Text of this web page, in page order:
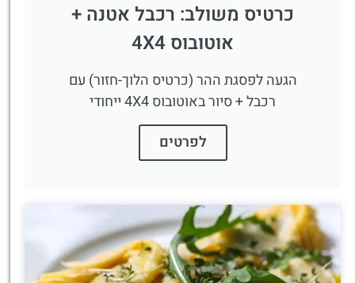
כרטיס משולב: רכבל אטנה +
אוטובוס 4X4
הגעה לפסגת ההר (כרטיס הלוך-חזור) עם
רכבל + סיור באוטובוס 4X4 ייחודי
לפרטים